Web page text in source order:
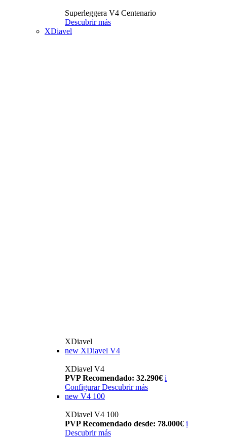
Superleggera V4 Centenario
Descubrir más
XDiavel
XDiavel
new XDiavel V4
XDiavel V4
PVP Recomendado: 32.290€ i
Configurar Descubrir más
new V4 100
XDiavel V4 100
PVP Recomendado desde: 78.000€ i
Descubrir más